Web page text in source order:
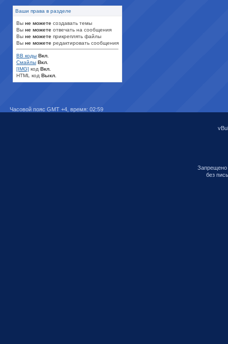
Ваши права в разделе
Вы не можете создавать темы
Вы не можете отвечать на сообщения
Вы не можете прикреплять файлы
Вы не можете редактировать сообщения
BB коды Вкл.
Смайлы Вкл.
[IMG] код Вкл.
HTML код Выкл.
Часовой пояс GMT +4, время: 02:59
Запрещено
без